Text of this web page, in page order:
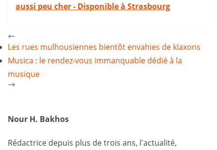
aussi peu cher - Disponible à Strasbourg
Les rues mulhousiennes bientôt envahies de klaxons
Musica : le rendez-vous immanquable dédié à la
musique
Nour H. Bakhos
Rédactrice depuis plus de trois ans, l'actualité,